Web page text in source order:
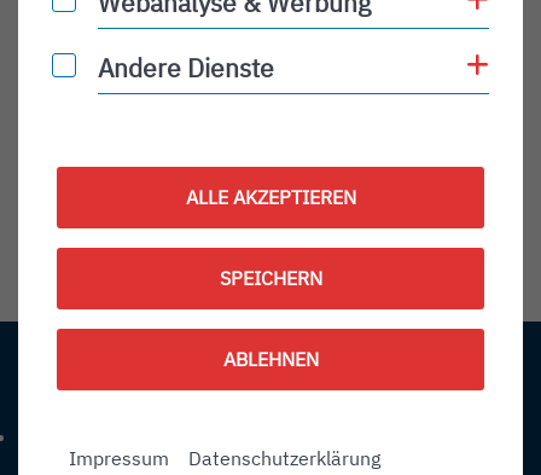
Checkin:
Codeshare:
Kontakt
Telefonnummer: 4 9 0 7 5 4 1 2 8 4 0
Andere Dienste
Andere Dienste
ALLE AKZEPTIEREN
SPEICHERN
ABLEHNEN
Impressum Datenschutzerklärung